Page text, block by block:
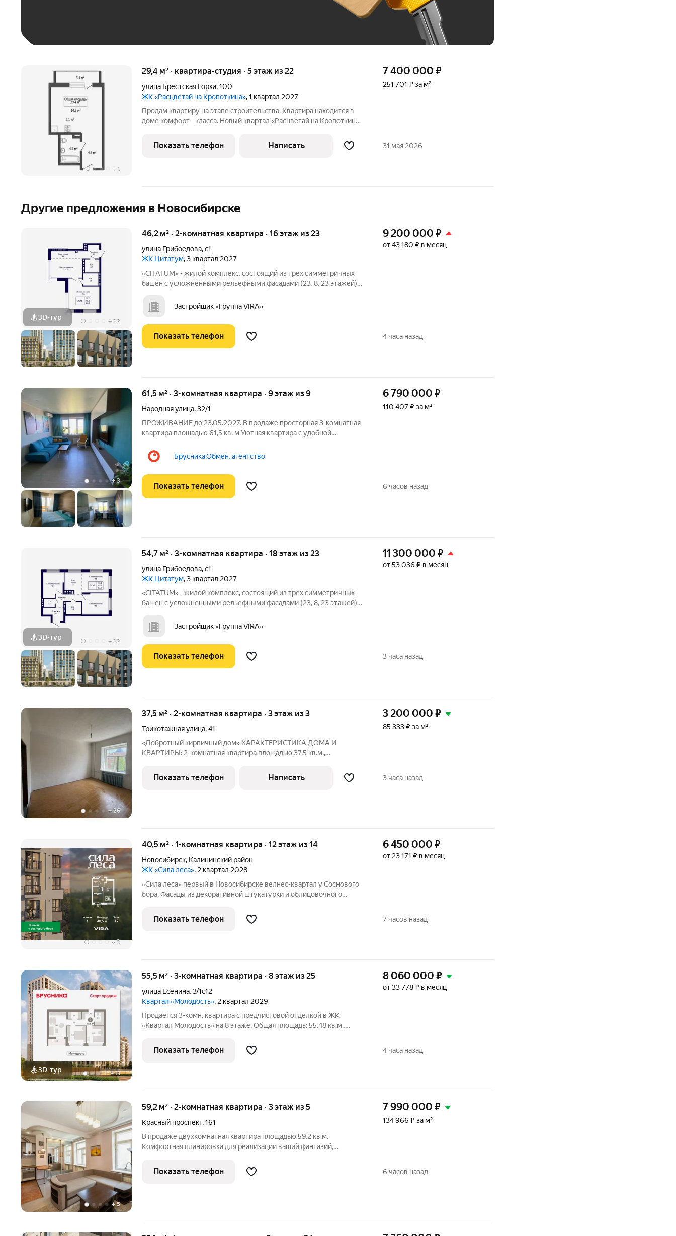
+ 1
29,4 м² · квартира-студия · 5 этаж из 22
улица Брестская Горка,100
ЖК «Расцветай на Кропоткина», 1 квартал 2027
Продам квартиру на этапе строительства. Квартира находится в
доме комфорт - класса. Новый квартал «Расцветай на Кропоткина»
удаленности от дороги. В 10 минутах пешего пути главная улица
города
7 400 000 ₽
251 701 ₽ за м²
Показать телефон Написать 31 мая 2026
Другие предложения в Новосибирске
3D-тур + 22
46,2 м² · 2-комнатная квартира · 16 этаж из 23
улица Грибоедова,с1
ЖК Цитатум, 3 квартал 2027
«CITATUM» - жилой комплекс, состоящий из трех симметричных
башен с усложненными рельефными фасадами (23, 8, 23 этажей),
просторное дизайнерское лобби с консьержем и мягкой зоной
ожидания.
Застройщик «Группа VIRA»
9 200 000 ₽
от 43 180 ₽ в месяц
Показать телефон 4 часа назад
+3
61,5 м² · 3-комнатная квартира · 9 этаж из 9
Народная улица,32/1
ПРОЖИВАНИЕ до 23.05.2027. В продаже просторная 3-комнатная
квартира площадью 61,5 кв. м Уютная квартира с удобной
санузел отличный вариант для семьи с детьми. В квартире
выполнен
Брусника.Обмен, агентство
6 790 000 ₽
110 407 ₽ за м²
Показать телефон 6 часов назад
3D-тур + 22
54,7 м² · 3-комнатная квартира · 18 этаж из 23
улица Грибоедова,с1
ЖК Цитатум, 3 квартал 2027
«CITATUM» - жилой комплекс, состоящий из трех симметричных
башен с усложненными рельефными фасадами (23, 8, 23 этажей),
просторное дизайнерское лобби с консьержем и мягкой зоной
ожидания.
Застройщик «Группа VIRA»
11 300 000 ₽
от 53 036 ₽ в месяц
Показать телефон 3 часа назад
+26
37,5 м² · 2-комнатная квартира · 3 этаж из 3
Трикотажная улица,41
«Добротный кирпичный дом» ХАРАКТЕРИСТИКА ДОМА И
КВАРТИРЫ: 2-комнатная квартира площадью 37,5 кв.м.,
отсутствие шума с улицы Дом - 1950 г постройки: толстые
кирпичные стены (хорошая тепло- и
3 200 000 ₽
85 333 ₽ за м²
Показать телефон Написать 3 часа назад
+3
40,5 м² · 1-комнатная квартира · 12 этаж из 14
Новосибирск, Калининский район
ЖК «Сила леса», 2 квартал 2028
«Сила леса» первый в Новосибирске велнес-квартал у Соснового
бора. Фасады из декоративной штукатурки и облицовочного
природой. Панорамное остекление и богатая инфраструктура
создают новый стандарт
6 450 000 ₽
от 23 171 ₽ в месяц
Показать телефон 7 часов назад
3D-тур +11
55,5 м² · 3-комнатная квартира · 8 этаж из 25
улица Есенина,3/1с12
Квартал «Молодость», 2 квартал 2029
Продается 3-комн. квартира с предчистовой отделкой в ЖК
«Квартал Молодость» на 8 этаже. Общая площадь: 55.48 кв.м.,
Высота потолков 2.7 м. Квартира с кухней-гостиной и двумя
спальнями в
8 060 000 ₽
от 33 778 ₽ в месяц
Показать телефон 4 часа назад
+5
59,2 м² · 2-комнатная квартира · 3 этаж из 5
Красный проспект,161
В продаже двухкомнатная квартира площадью 59,2 кв.м.
Комфортная планировка для реализации ваший фантазий,
оснащена косметическим ремонтом, что позволяет новым
владельцам сразу заселиться или
7 990 000 ₽
134 966 ₽ за м²
Показать телефон 6 часов назад